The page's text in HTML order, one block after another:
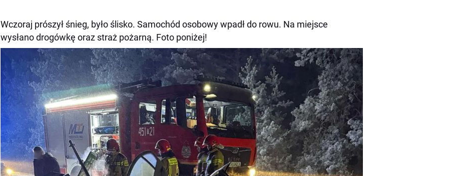
Wczoraj prószył śnieg, było ślisko. Samochód osobowy wpadł do rowu. Na miejsce
wysłano drogówkę oraz straż pożarną. Foto poniżej!